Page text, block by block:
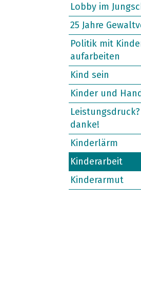
Lobby im
25 Jahre
Politik mit
aufarbeiten
Kind sein
Kinder und
danke!
Kinderlärm
Kinderarbeit
Kinderarmut